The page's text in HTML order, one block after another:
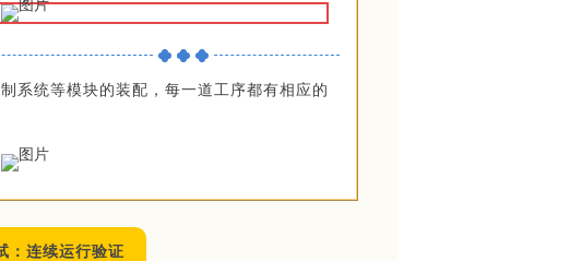
系统等模块的装配，每一道工序都有相应的
：连续运行验证